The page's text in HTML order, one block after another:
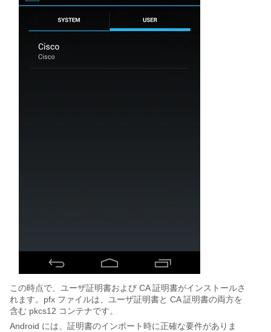
この時点で、ユーザ証明書および CA 証明書がインストールさ
れます。pfx ファイルは、ユーザ証明書と CA 証明書の両方を
含む pkcs12 コンテナです。
Android には、証明書のインポート時に正確な要件がありま